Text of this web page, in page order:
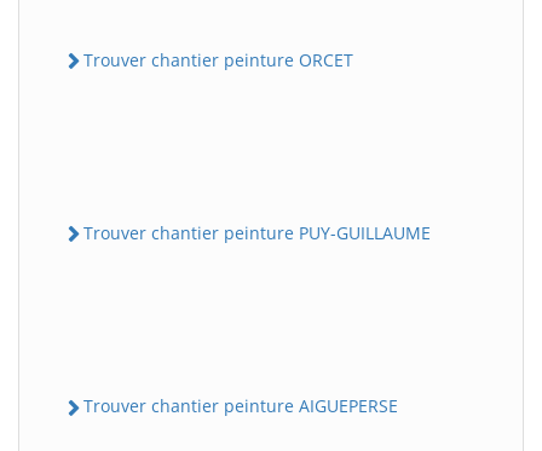
Trouver chantier peinture ORCET
Trouver chantier peinture PUY-GUILLAUME
Trouver chantier peinture AIGUEPERSE